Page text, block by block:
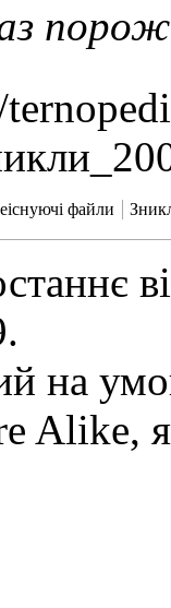
файли
на
Alike,